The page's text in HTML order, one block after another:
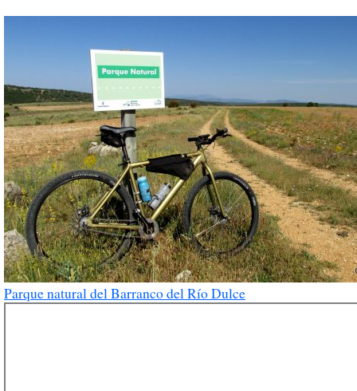
Parque natural del Barranco del Río Dulce